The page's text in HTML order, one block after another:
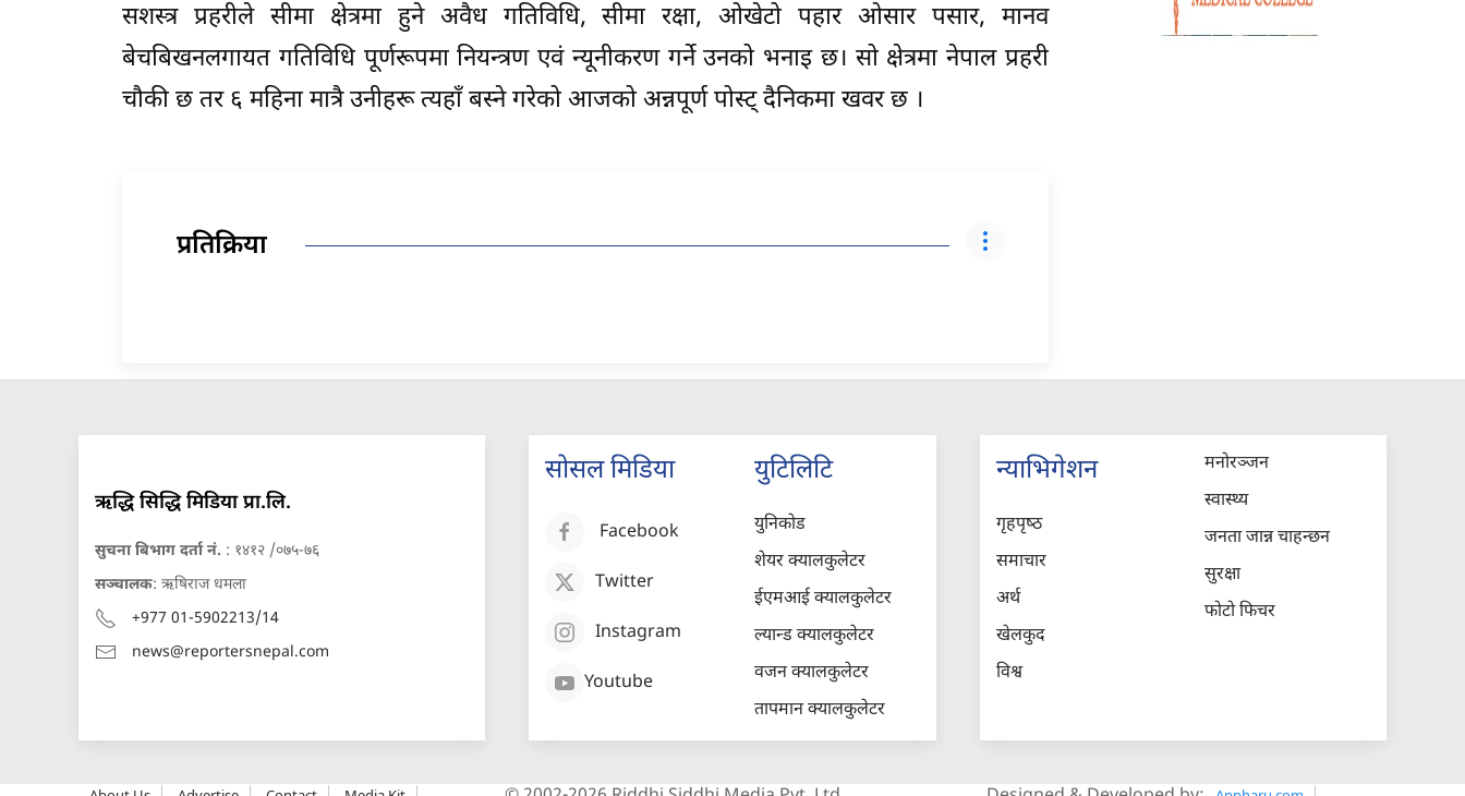
सशस्त्र प्रहरीले सीमा क्षेत्रमा हुने अवैध गतिविधि, सीमा रक्षा, ओखेटो पहार ओसार पसार, मानव
बेचबिखनलगायत गतिविधि पूर्णरूपमा नियन्त्रण एवं न्यूनीकरण गर्ने उनको भनाइ छ। सो क्षेत्रमा नेपाल प्रहरी
चौकी छ तर ६ महिना मात्रै उनीहरू त्यहाँ बस्ने गरेको आजको अन्नपूर्ण पोस्ट् दैनिकमा खवर छ ।
प्रतिक्रिया
ऋद्धि सिद्धि मिडिया प्रा.लि.
सुचना बिभाग दर्ता नं. : १४१२ /०७५-७६
सञ्चालक: ऋषिराज धमला
+977 01-5902213/14
news@reportersnepal.com
सोसल मिडिया
Facebook
Twitter
Instagram
Youtube
युटिलिटि
युनिकोड
शेयर क्यालकुलेटर
ईएमआई क्यालकुलेटर
ल्यान्ड क्यालकुलेटर
वजन क्यालकुलेटर
तापमान क्यालकुलेटर
न्याभिगेशन
गृहपृष्‍ठ
समाचार
अर्थ
खेलकुद
विश्व
मनोरञ्जन
स्वास्थ्य
जनता जान्न चाहन्छन
सुरक्षा
फोटो फिचर